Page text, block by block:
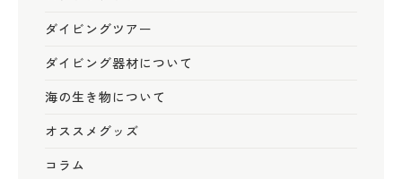
ダイビングツアー
ダイビング器材について
海の生き物について
オススメグッズ
コラム